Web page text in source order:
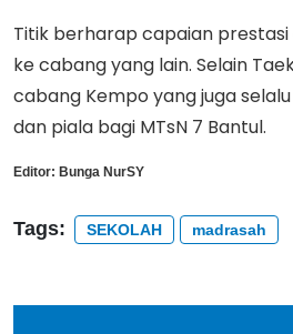
Titik berharap capaian
ke cabang yang lain. Selain
cabang Kempo yang juga
dan piala bagi MTsN 7 Bantul.
Editor: Bunga NurSY
Tags: SEKOLAH madrasah